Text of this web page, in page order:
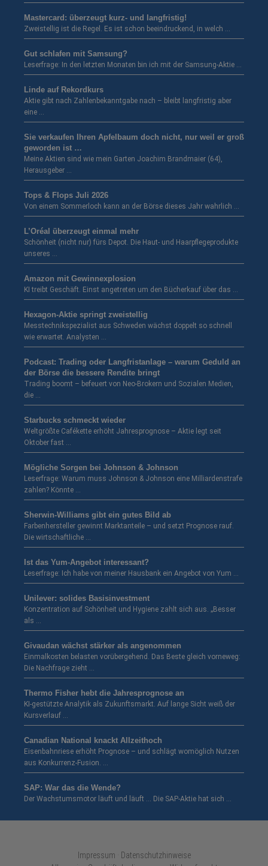
Mastercard: überzeugt kurz- und langfristig!
Zweistellig ist die Regel. Es ist schon beeindruckend, in welch …
Gut schlafen mit Samsung?
Leserfrage: In den letzten Monaten bin ich mit der Samsung-Aktie …
Linde auf Rekordkurs
Aktie gibt nach Zahlenbekanntgabe nach – bleibt langfristig aber
eine …
Sie verkaufen Ihren Apfelbaum doch nicht, nur weil er groß
geworden ist …
Meine Aktien sind wie mein Garten Joachim Brandmaier (64),
Herausgeber …
Tops & Flops Juli 2026
Von einem Sommerloch kann an der Börse dieses Jahr wahrlich …
L’Oréal überzeugt einmal mehr
Schönheit (nicht nur) fürs Depot. Die Haut- und Haarpflegeprodukte
unseres …
Amazon mit Gewinnexplosion
KI treibt Geschäft. Einst angetreten um den Bücherkauf über das …
Hexagon-Aktie springt zweistellig
Messtechnikspezialist aus Schweden wächst doppelt so schnell
wie erwartet. Analysten …
Podcast: Trading oder Langfristanlage – warum Geduld an
der Börse die bessere Rendite bringt
Trading boomt – befeuert von Neo-Brokern und Sozialen Medien,
die …
Starbucks schmeckt wieder
Weltgrößte Cafékette erhöht Jahresprognose – Aktie legt seit
Oktober fast …
Mögliche Sorgen bei Johnson & Johnson
Leserfrage: Warum muss Johnson & Johnson eine Milliardenstrafe
zahlen? Könnte …
Sherwin-Williams gibt ein gutes Bild ab
Farbenhersteller gewinnt Marktanteile – und setzt Prognose rauf.
Die wirtschaftliche …
Ist das Yum-Angebot interessant?
Leserfrage: Ich habe von meiner Hausbank ein Angebot von Yum …
Unilever: solides Basisinvestment
Konzentration auf Schönheit und Hygiene zahlt sich aus. „Besser
als …
Givaudan wächst stärker als angenommen
Einmalkosten belasten vorübergehend. Das Beste gleich vorneweg:
Die Nachfrage zieht …
Thermo Fisher hebt die Jahresprognose an
KI-gestützte Analytik als Zukunftsmarkt. Auf lange Sicht weiß der
Kursverlauf …
Canadian National knackt Allzeithoch
Eisenbahnriese erhöht Prognose – und schlägt womöglich Nutzen
aus Konkurrenz-Fusion. …
SAP: War das die Wende?
Der Wachstumsmotor läuft und läuft … Die SAP-Aktie hat sich …
Impressum · Datenschutzhinweise